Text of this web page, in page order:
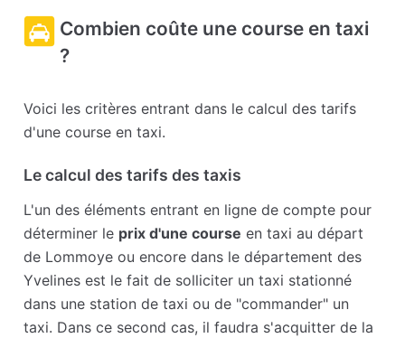
Combien coûte une course en taxi
?
Voici les critères entrant dans le calcul des tarifs
d'une course en taxi.
Le calcul des tarifs des taxis
L'un des éléments entrant en ligne de compte pour
déterminer le prix d'une course en taxi au départ
de Lommoye ou encore dans le département des
Yvelines est le fait de solliciter un taxi stationné
dans une station de taxi ou de "commander" un
taxi. Dans ce second cas, il faudra s'acquitter de la